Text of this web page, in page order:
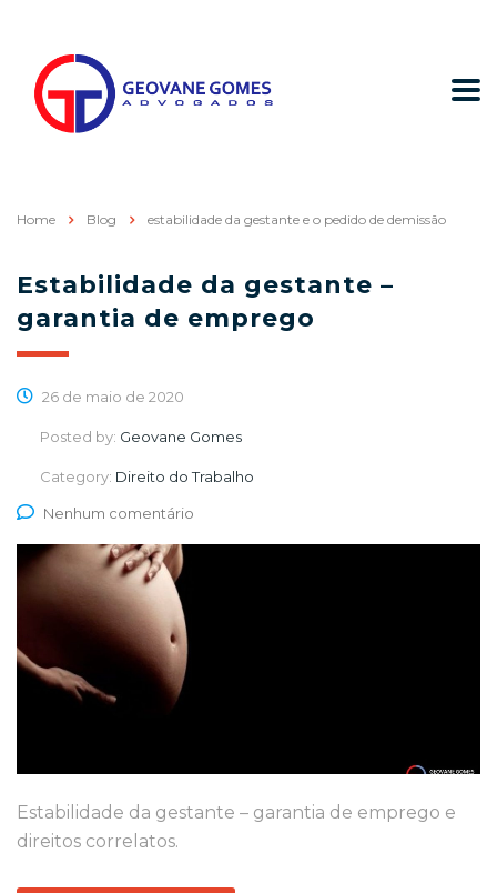
Home Blog estabilidade da gestante e o pedido de demissão
Estabilidade da gestante –
garantia de emprego
26 de maio de 2020
Posted by: Geovane Gomes
Category: Direito do Trabalho
Nenhum comentário
Estabilidade da gestante – garantia de emprego e
direitos correlatos.